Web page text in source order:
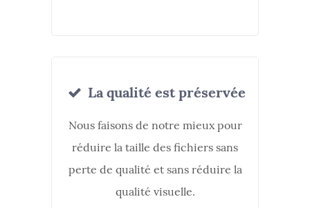
La qualité est préservée
Nous faisons de notre mieux pour
réduire la taille des fichiers sans
perte de qualité et sans réduire la
qualité visuelle.